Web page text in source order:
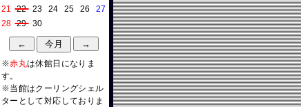
21
22 23 24 25 26
27
28 29 30
※赤丸は休館日になりま
す。
※当館はクーリングシェル
ターとして対応しておりま